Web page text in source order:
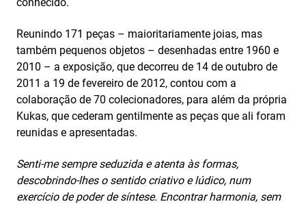
Reunindo 171 peças – maioritariamente joias, mas
também pequenos objetos – desenhadas entre 1960 e
2010 – a exposição, que decorreu de 14 de outubro de
2011 a 19 de fevereiro de 2012, contou com a
colaboração de 70 colecionadores, para além da própria
Kukas, que cederam gentilmente as peças que ali foram
reunidas e apresentadas.
Senti-me sempre seduzida e atenta às formas,
descobrindo-lhes o sentido criativo e lúdico, num
exercício de poder de síntese. Encontrar harmonia, sem